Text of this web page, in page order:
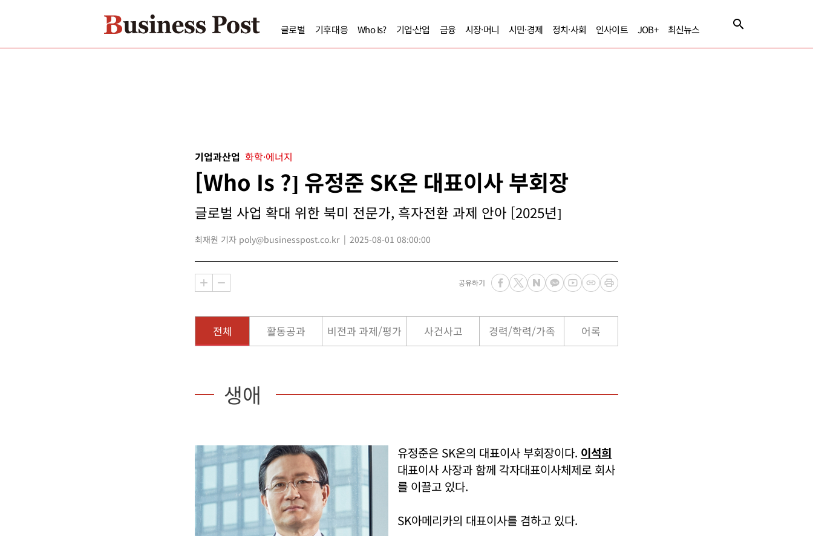
글로벌 기후대응 Who Is? 기업·산업 금융 시장·머니 시민·경제 정치·사회 인사이트 JOB+ 최신뉴스
기업과산업 화학·에너지
[Who Is ?] 유정준 SK온 대표이사 부회장
글로벌 사업 확대 위한 북미 전문가, 흑자전환 과제 안아 [2025년]
최재원 기자 poly@businesspost.co.kr 2025-08-01 08:00:00
공유하기
전체 활동공과 비전과 과제/평가 사건사고 경력/학력/가족 어록
생애
유정준은 SK온의 대표이사 부회장이다. 이석희
대표이사 사장과 함께 각자대표이사체제로 회사
를 이끌고 있다.
SK아메리카의 대표이사를 겸하고 있다.